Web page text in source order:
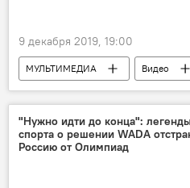
9 декабря 2019, 19:00
МУЛЬТИМЕДИА
Видео
Азербайджан
Новости
Россия
"Нужно идти до конца": легенды
спорта о решении WADA
Россию от Олимпиад